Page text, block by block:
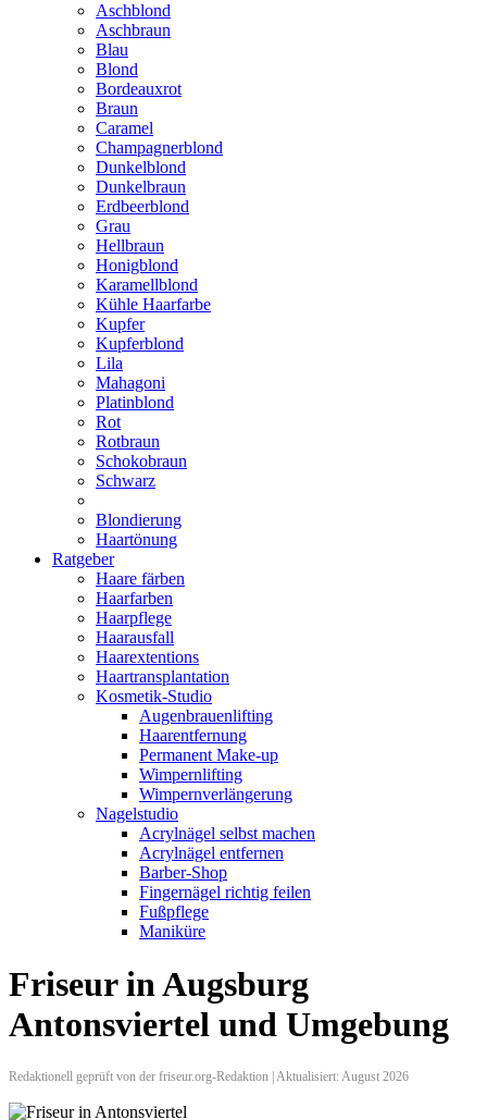
Aschblond
Aschbraun
Blau
Blond
Bordeauxrot
Braun
Caramel
Champagnerblond
Dunkelblond
Dunkelbraun
Erdbeerblond
Grau
Hellbraun
Honigblond
Karamellblond
Kühle Haarfarbe
Kupfer
Kupferblond
Lila
Mahagoni
Platinblond
Rot
Rotbraun
Schokobraun
Schwarz
Blondierung
Haartönung
Ratgeber
Haare färben
Haarfarben
Haarpflege
Haarausfall
Haarextentions
Haartransplantation
Kosmetik-Studio
Augenbrauenlifting
Haarentfernung
Permanent Make-up
Wimpernlifting
Wimpernverlängerung
Nagelstudio
Acrylnägel selbst machen
Acrylnägel entfernen
Barber-Shop
Fingernägel richtig feilen
Fußpflege
Maniküre
Friseur in Augsburg
Antonsviertel und Umgebung
Redaktionell geprüft von der friseur.org-Redaktion | Aktualisiert: August 2026